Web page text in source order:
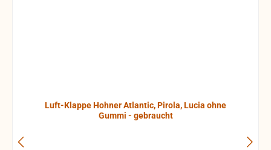
Luft-Klappe Hohner Atlantic, Pirola, Lucia ohne
Gummi - gebraucht